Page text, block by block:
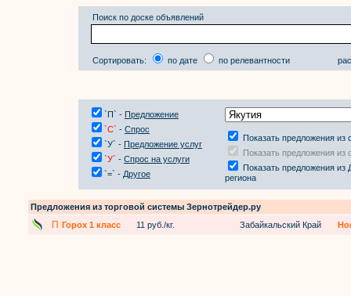
Поиск по доске объявлений
Сортировать: по дате по релевантности
`П` - Предложение
`С` - Спрос
`У` - Предложение услуг
`У` - Спрос на услуги
`=` - Другое
Показать предложения из
Показать предложения из
Показать предложения из
региона
Предложения из торговой системы Зернотрейдер.ру
П Горох 1 класс 11 руб./кг. Забайкальский Край